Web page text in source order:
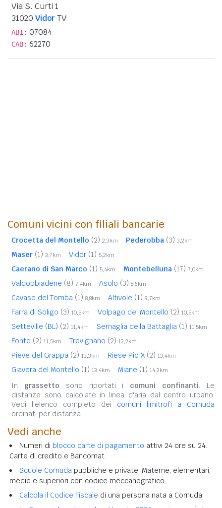
Via S. Curti 1
31020 VidorTV
ABI: 07084
CAB: 62270
Comuni vicini con filiali bancarie
Crocetta del Montello (2) 2,3km Pederobba (3) 3,2km
Maser (1) 3,7km Vidor (1) 5,2km
Caerano di San Marco (1) 5,4km Montebelluna (17) 7,0km
Valdobbiadene (8) 7,4km Asolo (3) 8,6km
Cavaso del Tomba (1) 8,8km Altivole (1) 9,7km
Farra di Soligo (3) 10,5km Volpago del Montello (2) 10,5km
Setteville (BL) (2) 11,4km Sernaglia della Battaglia (1) 11,5km
Fonte (2) 11,5km Trevignano (2) 12,2km
Pieve del Grappa (2) 13,3km Riese Pio X (2) 13,4km
Giavera del Montello (1) 13,4km Miane (1) 14,2km
In grassetto sono riportati i comuni confinanti. Le
distanze sono calcolate in linea d'aria dal centro urbano.
Vedi l'elenco completo dei comuni limitrofi a Cornuda
ordinati per distanza.
Vedi anche
Numeri di blocco carte di pagamento attivi 24 ore su 24.
Carte di credito e Bancomat.
Scuole Cornuda pubbliche e private. Materne, elementari,
medie e superiori con codice meccanografico.
Calcola il Codice Fiscale di una persona nata a Cornuda.